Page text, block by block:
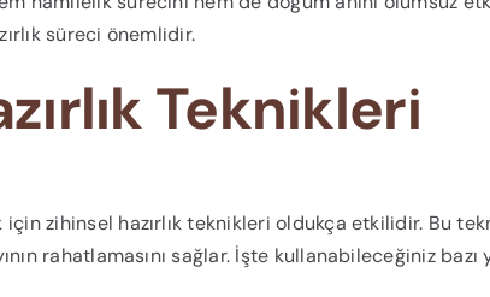
süreci önemlidir.
Teknikleri
için zihinsel hazırlık teknikleri oldukça etkilidir. Bu
rahatlamasını sağlar. İşte kullanabileceğiniz bazı